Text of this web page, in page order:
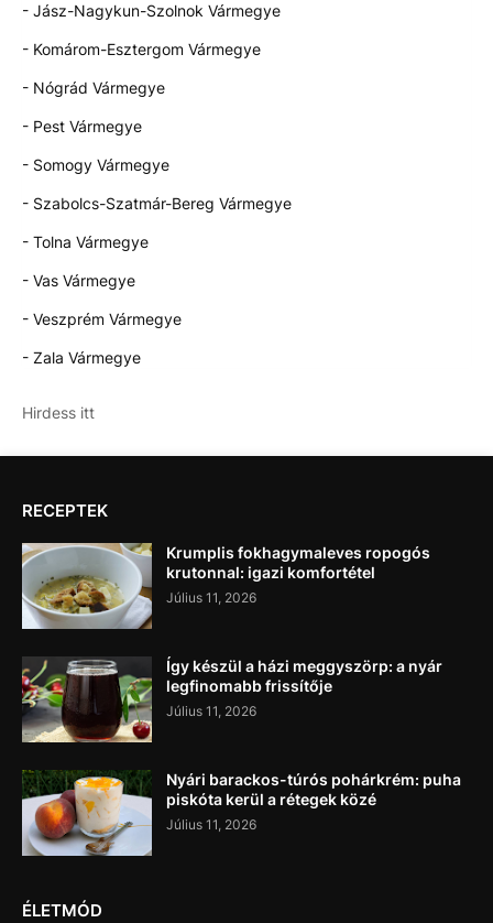
- Jász-Nagykun-Szolnok Vármegye
- Komárom-Esztergom Vármegye
- Nógrád Vármegye
- Pest Vármegye
- Somogy Vármegye
- Szabolcs-Szatmár-Bereg Vármegye
- Tolna Vármegye
- Vas Vármegye
- Veszprém Vármegye
- Zala Vármegye
Hirdess itt
RECEPTEK
Krumplis fokhagymaleves ropogós
krutonnal: igazi komfortétel
Július 11, 2026
Így készül a házi meggyszörp: a nyár
legfinomabb frissítője
Július 11, 2026
Nyári barackos-túrós pohárkrém: puha
piskóta kerül a rétegek közé
Július 11, 2026
ÉLETMÓD